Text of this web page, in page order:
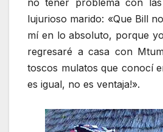
no tener problema con
lujurioso marido: «Que Bill
mí en lo absoluto, porque
regresaré a casa con
toscos mulatos que conocí
es igual, no es ventaja!».